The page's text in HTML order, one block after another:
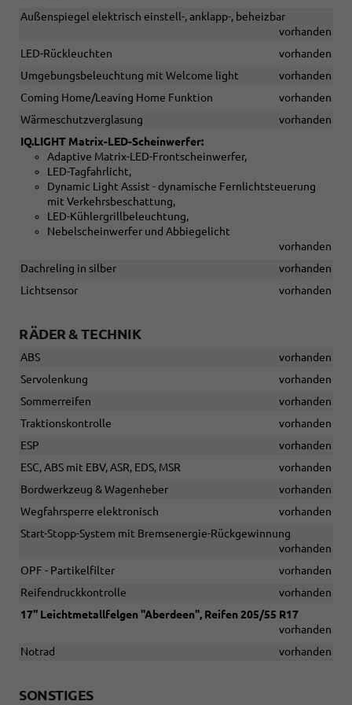
Außenspiegel elektrisch einstell-, anklapp-, beheizbar
vorhanden
LED-Rückleuchten
vorhanden
Umgebungsbeleuchtung mit Welcome light
vorhanden
Coming Home/Leaving Home Funktion
vorhanden
Wärmeschutzverglasung
vorhanden
IQ.LIGHT Matrix-LED-Scheinwerfer:
Adaptive Matrix-LED-Frontscheinwerfer,
LED-Tagfahrlicht,
Dynamic Light Assist - dynamische Fernlichtsteuerung
mit Verkehrsbeschattung,
LED-Kühlergrillbeleuchtung,
Nebelscheinwerfer und Abbiegelicht
vorhanden
Dachreling in silber
vorhanden
Lichtsensor
vorhanden
RÄDER & TECHNIK
ABS
vorhanden
Servolenkung
vorhanden
Sommerreifen
vorhanden
Traktionskontrolle
vorhanden
ESP
vorhanden
ESC, ABS mit EBV, ASR, EDS, MSR
vorhanden
Bordwerkzeug & Wagenheber
vorhanden
Wegfahrsperre elektronisch
vorhanden
Start-Stopp-System mit Bremsenergie-Rückgewinnung
vorhanden
OPF - Partikelfilter
vorhanden
Reifendruckkontrolle
vorhanden
17'' Leichtmetallfelgen ''Aberdeen'', Reifen 205/55 R17
vorhanden
Notrad
vorhanden
SONSTIGES